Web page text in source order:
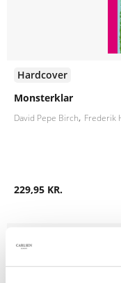
Hardcover
Monsterklar
David Pepe Birch Frederik
229,95 KR.